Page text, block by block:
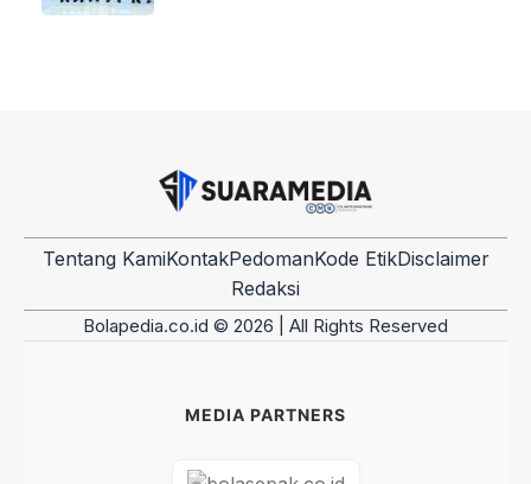
Tentang KamiKontakPedomanKode EtikDisclaimer
Redaksi
Bolapedia.co.id © 2026 | All Rights Reserved
MEDIA PARTNERS